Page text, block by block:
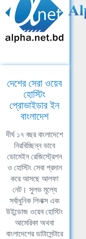
দেশের সেরা ওয়েব
হোস্টিং
প্রোভাইডার ইন
বাংলাদেশ
দীর্ঘ ১৭ বছর বাংলাদেশে
নিরবিচ্ছিন্ন ভাবে
ডোমেইন রেজিস্ট্রেশন
ও হোস্টিং সেবা প্রদান
করে আসছে আলফা
নেট। সুলভ মূল্যে
সর্বাধুনিক লিনাক্স এবং
উইন্ডোজ ওয়েব হোস্টিং
আমেরিকা অথবা
বাংলাদেশের ডাটাসেন্টারে